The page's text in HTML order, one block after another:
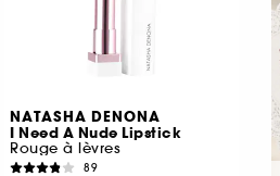
NATASHA DENONA
I Need A Nude Lipstick
Rouge à lèvres
89